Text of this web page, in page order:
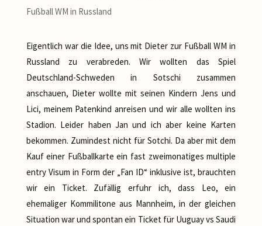
Fußball WM in Russland
Eigentlich war die Idee, uns mit Dieter zur Fußball WM in
Russland zu verabreden. Wir wollten das Spiel
Deutschland-Schweden in Sotschi zusammen
anschauen, Dieter wollte mit seinen Kindern Jens und
Lici, meinem Patenkind anreisen und wir alle wollten ins
Stadion. Leider haben Jan und ich aber keine Karten
bekommen. Zumindest nicht für Sotchi. Da aber mit dem
Kauf einer Fußballkarte ein fast zweimonatiges multiple
entry Visum in Form der „Fan ID“ inklusive ist, brauchten
wir ein Ticket. Zufällig erfuhr ich, dass Leo, ein
ehemaliger Kommilitone aus Mannheim, in der gleichen
Situation war und spontan ein Ticket für Uuguay vs Saudi